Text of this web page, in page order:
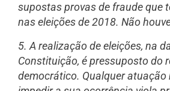
supostas provas de fraude que
nas eleições de 2018. Não
5. A realização de eleições, na
Constituição, é pressuposto do
democrático. Qualquer atuação